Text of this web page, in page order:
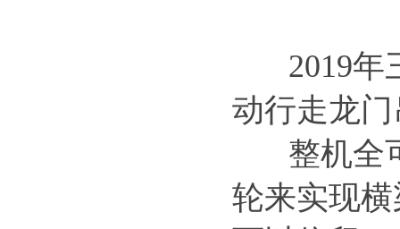
2019年
动行走龙
整机全可
轮来实现